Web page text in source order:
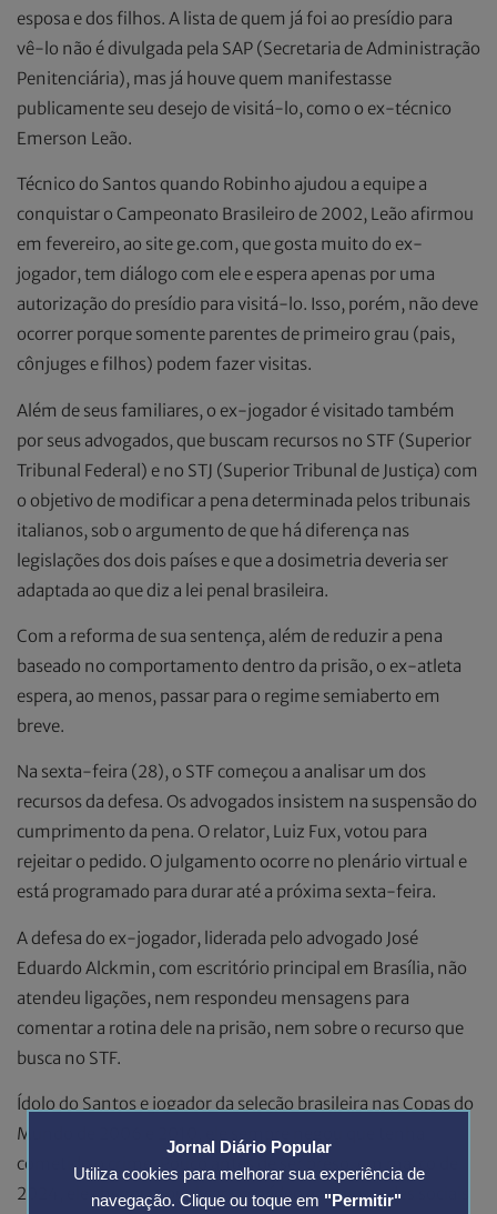
Jornal Diário Popular
Utiliza cookies para melhorar sua experiência de
navegação. Clique ou toque em "Permitir"
esposa e dos filhos. A lista de quem já foi ao presídio para
vê-lo não é divulgada pela SAP (Secretaria de Administração
Penitenciária), mas já houve quem manifestasse
publicamente seu desejo de visitá-lo, como o ex-técnico
Emerson Leão.
Técnico do Santos quando Robinho ajudou a equipe a
conquistar o Campeonato Brasileiro de 2002, Leão afirmou
em fevereiro, ao site ge.com, que gosta muito do ex-
jogador, tem diálogo com ele e espera apenas por uma
autorização do presídio para visitá-lo. Isso, porém, não deve
ocorrer porque somente parentes de primeiro grau (pais,
cônjuges e filhos) podem fazer visitas.
Além de seus familiares, o ex-jogador é visitado também
por seus advogados, que buscam recursos no STF (Superior
Tribunal Federal) e no STJ (Superior Tribunal de Justiça) com
o objetivo de modificar a pena determinada pelos tribunais
italianos, sob o argumento de que há diferença nas
legislações dos dois países e que a dosimetria deveria ser
adaptada ao que diz a lei penal brasileira.
Com a reforma de sua sentença, além de reduzir a pena
baseado no comportamento dentro da prisão, o ex-atleta
espera, ao menos, passar para o regime semiaberto em
breve.
Na sexta-feira (28), o STF começou a analisar um dos
recursos da defesa. Os advogados insistem na suspensão do
cumprimento da pena. O relator, Luiz Fux, votou para
rejeitar o pedido. O julgamento ocorre no plenário virtual e
está programado para durar até a próxima sexta-feira.
A defesa do ex-jogador, liderada pelo advogado José
Eduardo Alckmin, com escritório principal em Brasília, não
atendeu ligações, nem respondeu mensagens para
comentar a rotina dele na prisão, nem sobre o recurso que
busca no STF.
Ídolo do Santos e jogador da seleção brasileira nas Copas do
Mundo de 2006 e 2010, ele sempre negou que tenha
cometido o crime. Pouco antes de ser preso, em março de
2024, ele chegou a publicar um vídeo em suas redes sociais